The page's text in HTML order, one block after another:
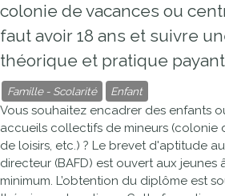
colonie de vacances ou
faut avoir 18 ans et suivre
théorique et pratique
Famille - Scolarité Enfant
Vous souhaitez encadrer des enfants
accueils collectifs de mineurs (colonie
de loisirs, etc.) ? Le brevet d'aptitude
directeur (BAFD) est ouvert aux jeunes
minimum. L’obtention du diplôme est